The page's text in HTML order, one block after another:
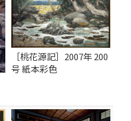
［桃花源記］2007年 200
号 紙本彩色